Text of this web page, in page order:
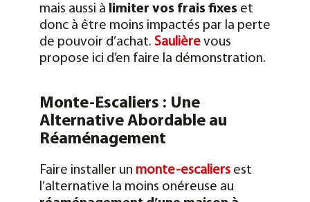
mais aussi à limiter vos frais fixes et
donc à être moins impactés par la perte
de pouvoir d’achat. Saulièrevous
propose ici d’en faire la démonstration.
Monte-Escaliers : Une
Alternative Abordable au
Réaménagement
Faire installer un monte-escaliersest
l’alternative la moins onéreuse au